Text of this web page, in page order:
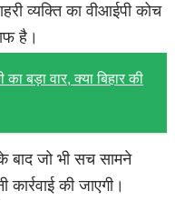
व्यक्ति का वीआईपी कोच
है।
का बड़ा वार, क्या बिहार की
बाद जो भी सच सामने
की जाएगी।